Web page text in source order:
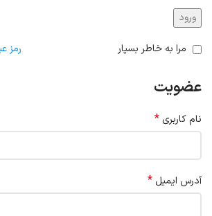
ورود
رمز مرا به خاطر بسپار
عضویت
نام کاربری *
آدرس ایمیل *